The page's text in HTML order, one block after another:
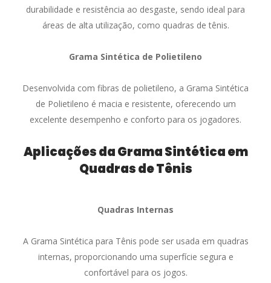
durabilidade e resistência ao desgaste, sendo ideal para
áreas de alta utilização, como quadras de tênis.
Grama Sintética de Polietileno
Desenvolvida com fibras de polietileno, a Grama Sintética
de Polietileno é macia e resistente, oferecendo um
excelente desempenho e conforto para os jogadores.
Aplicações da Grama Sintética em
Quadras de Tênis
Quadras Internas
A Grama Sintética para Tênis pode ser usada em quadras
internas, proporcionando uma superfície segura e
confortável para os jogos.